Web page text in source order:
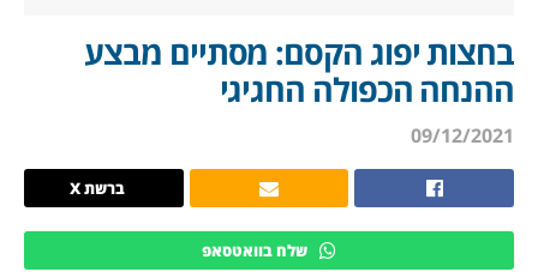
בחצות יפוג הקסם: מסתיים מבצע
ההנחה הכפולה החגיגי
09/12/2021
ברשת X
שלח בוואטסאפ